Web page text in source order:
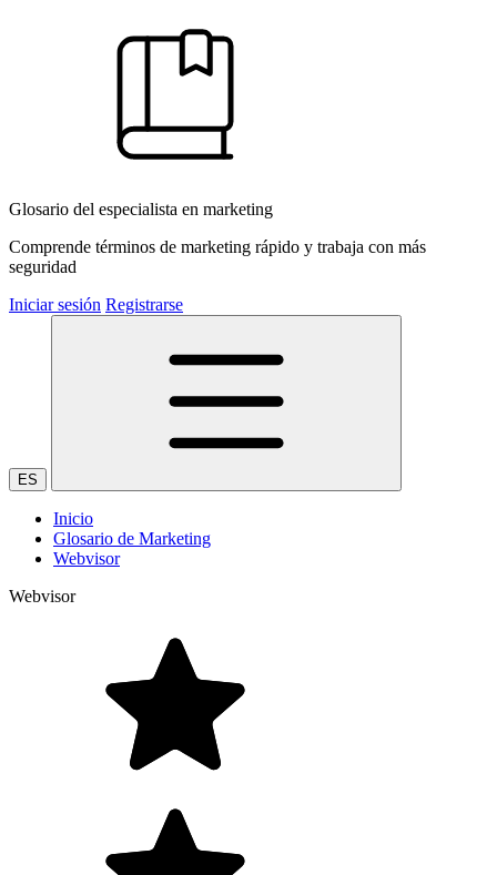
Glosario del especialista en marketing
Comprende términos de marketing rápido y trabaja con más
seguridad
Iniciar sesión Registrarse
ES
Inicio
Glosario de Marketing
Webvisor
Webvisor